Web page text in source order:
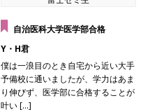
自治医科大学医学部合格
Y・H君
僕は一浪目のとき自宅から近い大手
予備校に通いましたが、学力はあま
り伸びず、医学部に合格することが
叶い […]